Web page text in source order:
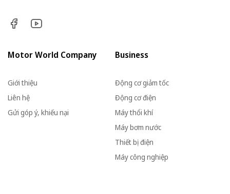
Motor World Company
Giới thiệu
Liên hệ
Gửi góp ý, khiếu nại
Business
Động cơ giảm tốc
Động cơ điện
Máy thổi khí
Máy bơm nước
Thiết bị điện
Máy công nghiệp